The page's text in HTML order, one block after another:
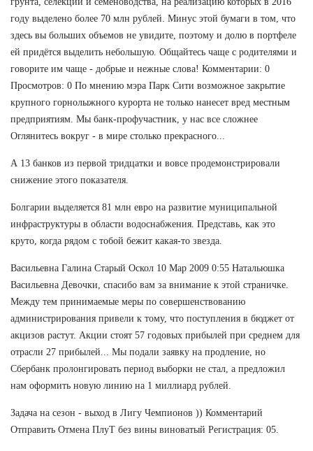
году выделено более 70 млн рублей. Минус этой бумаги в том, что
здесь вы больших объемов не увидите, поэтому и долю в портфеле
ей придётся выделить небольшую. Общайтесь чаще с родителями и
говорите им чаще - добрые и нежные слова! Комментарии: 0
Просмотров: 0 По мнению мэра Парк Сити возможное закрытие
крупного горнолыжного курорта не только нанесет вред местным
предприятиям. Мы банк-профучастник, у нас все сложнее
Оглянитесь вокруг - в мире столько прекрасного...
А 13 банков из первой тридцатки и вовсе продемонстрировали
снижение этого показателя.
Болгарии выделяется 81 млн евро на развитие муниципальной
инфраструктуры в области водоснабжения. Представь, как это
круто, когда рядом с тобой бежит какая-то звезда.
Васильевна Галина Старый Оскол 10 Мар 2009 0:55 Натальюшка
Васильевна Девочки, спасибо вам за внимание к этой страничке.
Между тем принимаемые меры по совершенствованию
администрирования привели к тому, что поступления в бюджет от
акцизов растут. Акции стоят 57 годовых прибылей при среднем для
отрасли 27 прибылей... Мы подали заявку на продление, но
Сбербанк пролонгировать период выборки не стал, а предложил
нам оформить новую линию на 1 миллиард рублей.
Задача на сезон - выход в Лигу Чемпионов )) Комментарий
Отправить Отмена ПлуТ без вины виноватый Регистрация: 05.